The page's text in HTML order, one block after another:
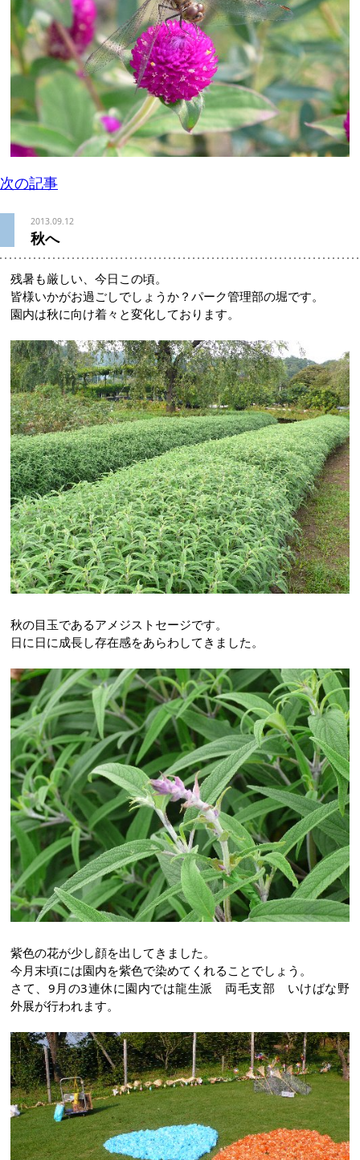
次の記事
2013.09.12
秋へ
残暑も厳しい、今日この頃。
皆様いかがお過ごしでしょうか？パーク管理部の堀です。
園内は秋に向け着々と変化しております。
秋の目玉であるアメジストセージです。
日に日に成長し存在感をあらわしてきました。
紫色の花が少し顔を出してきました。
今月末頃には園内を紫色で染めてくれることでしょう。
さて、9月の3連休に園内では龍生派 両毛支部 いけばな野
外展が行われます。